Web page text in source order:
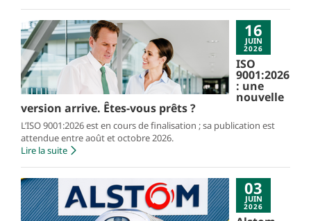
16
JUIN
2026
ISO
9001:2026
: une
nouvelle
version arrive. Êtes-vous prêts ?
L’ISO 9001:2026 est en cours de finalisation ; sa publication est
attendue entre août et octobre 2026.
Lire la suite
03
JUIN
2026